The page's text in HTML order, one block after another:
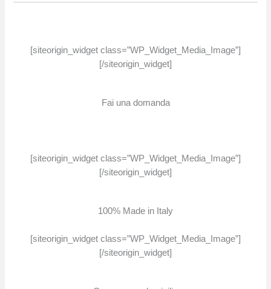
[siteorigin_widget class=”WP_Widget_Media_Image”]
[/siteorigin_widget]
Fai una domanda
[siteorigin_widget class=”WP_Widget_Media_Image”]
[/siteorigin_widget]
100% Made in Italy
[siteorigin_widget class=”WP_Widget_Media_Image”]
[/siteorigin_widget]